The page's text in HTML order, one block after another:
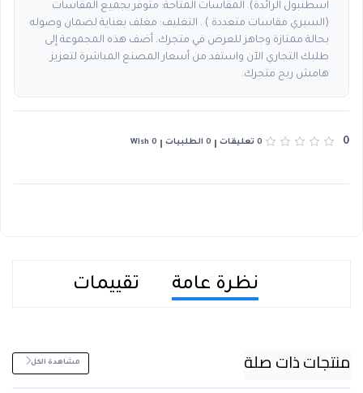
اسطنبول الرائدة). المقاسات المتاحة: متوفر بجميع المقاسات
(السيري مقاسات متعددة ) . التغليف: مغلف بعناية لضمان وصوله
بحالة ممتازة وجاهز للعرض في متجرك. أضف هذه المجموعة إلى
طلبك التجاري الآن واستفد من أسعار المصنع المباشرة لتعزيز
هامش ربح متجرك.
0 0 تعليقات 0 الطلبيات 0 Wish
نظرة عامة تقييمات
منتجات ذات صلة مشاهدة الكل